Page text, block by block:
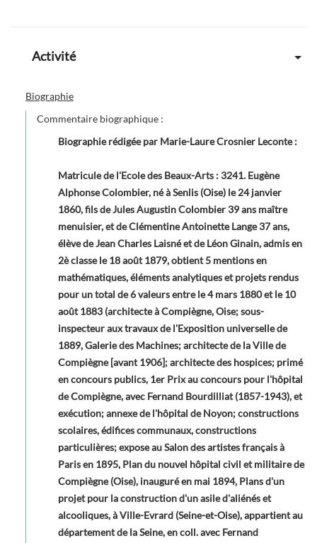
Activité
Biographie
Commentaire biographique :
Biographie rédigée par Marie-Laure Crosnier Leconte :
Matricule de l'Ecole des Beaux-Arts : 3241. Eugène
Alphonse Colombier, né à Senlis (Oise) le 24 janvier
1860, fils de Jules Augustin Colombier 39 ans maître
menuisier, et de Clémentine Antoinette Lange 37 ans,
élève de Jean Charles Laisné et de Léon Ginain, admis en
2è classe le 18 août 1879, obtient 5 mentions en
mathématiques, éléments analytiques et projets rendus
pour un total de 6 valeurs entre le 4 mars 1880 et le 10
août 1883 (architecte à Compiègne, Oise; sous-
inspecteur aux travaux de l'Exposition universelle de
1889, Galerie des Machines; architecte de la Ville de
Compiègne [avant 1906]; architecte des hospices; primé
en concours publics, 1er Prix au concours pour l'hôpital
de Compiègne, avec Fernand Bourdilliat (1857-1943), et
exécution; annexe de l'hôpital de Noyon; constructions
scolaires, édifices communaux, constructions
particulières; expose au Salon des artistes français à
Paris en 1895, Plan du nouvel hôpital civil et militaire de
Compiègne (Oise), inauguré en mai 1894, Plans d'un
projet pour la construction d'un asile d'aliénés et
alcooliques, à Ville-Evrard (Seine-et-Oise), appartient au
département de la Seine, en coll. avec Fernand